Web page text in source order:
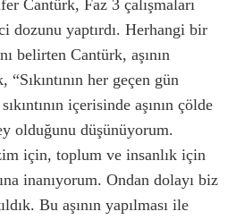
Cantürk, Faz 3 çalışmaları
dozunu yaptırdı. Herhangi bir
belirten Cantürk, aşının
her geçen gün
içerisinde aşının çölde
olduğunu düşünüyorum.
için, toplum ve insanlık için
inanıyorum. Ondan dolayı biz
Bu aşının yapılması ile